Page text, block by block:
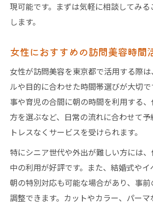
現可能です。まずは気軽に相談してみる
します。
女性におすすめの訪問美容時間
女性が訪問美容を東京都で活用する際
ルや目的に合わせた時間帯選びが大切
事や育児の合間に朝の時間を利用する
方を選ぶなど、日常の流れに合わせて
トレスなくサービスを受けられます。
特にシニア世代や外出が難しい方には
中の利用が好評です。また、結婚式や
朝の特別対応も可能な場合があり、事
調整できます。カットやカラー、パー